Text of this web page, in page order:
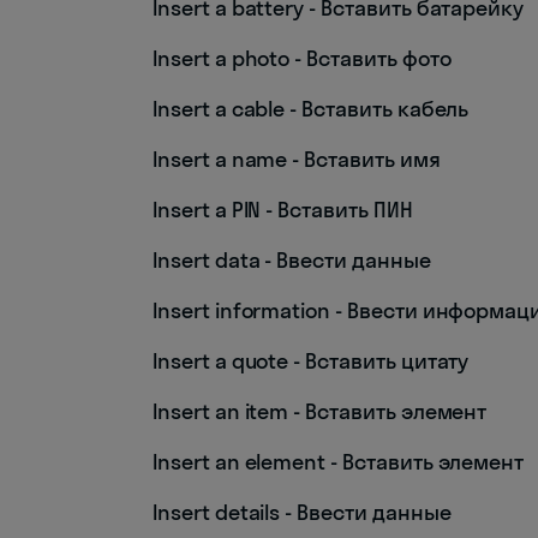
Insert a battery - Вставить батарейку
Insert a photo - Вставить фото
Insert a cable - Вставить кабель
Insert a name - Вставить имя
Insert a PIN - Вставить ПИН
Insert data - Ввести данные
Insert information - Ввести
Insert a quote - Вставить цитату
Insert an item - Вставить элемент
Insert an element - Вставить элемент
Insert details - Ввести данные